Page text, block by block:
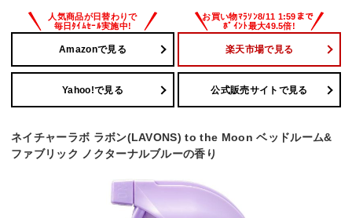
Amazonで見る 楽天市場で見る
Yahoo!で見る 公式販売サイトで見る
ネイチャーラボ ラボン(LAVONS) to the Moon ベッドルーム&
ファブリック ノクターナルブルーの香り